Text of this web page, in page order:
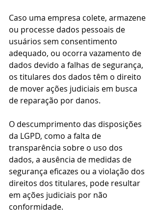
Caso uma empresa colete, armazene
ou processe dados pessoais de
usuários sem consentimento
adequado, ou ocorra vazamento de
dados devido a falhas de segurança,
os titulares dos dados têm o direito
de mover ações judiciais em busca
de reparação por danos.
O descumprimento das disposições
da LGPD, como a falta de
transparência sobre o uso dos
dados, a ausência de medidas de
segurança eficazes ou a violação dos
direitos dos titulares, pode resultar
em ações judiciais por não
conformidade.